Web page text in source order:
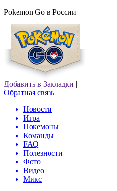
Pokemon Go в России
Добавить в Закладки |
Обратная связь
Новости
Игра
Покемоны
Команды
FAQ
Полезности
Фото
Видео
Микс